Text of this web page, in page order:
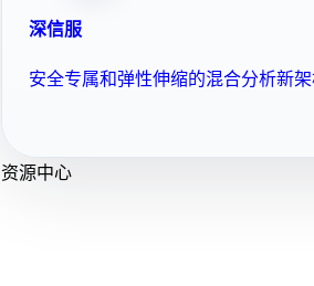
深信服
安全专属和弹性伸缩的混合分析新
资源中心